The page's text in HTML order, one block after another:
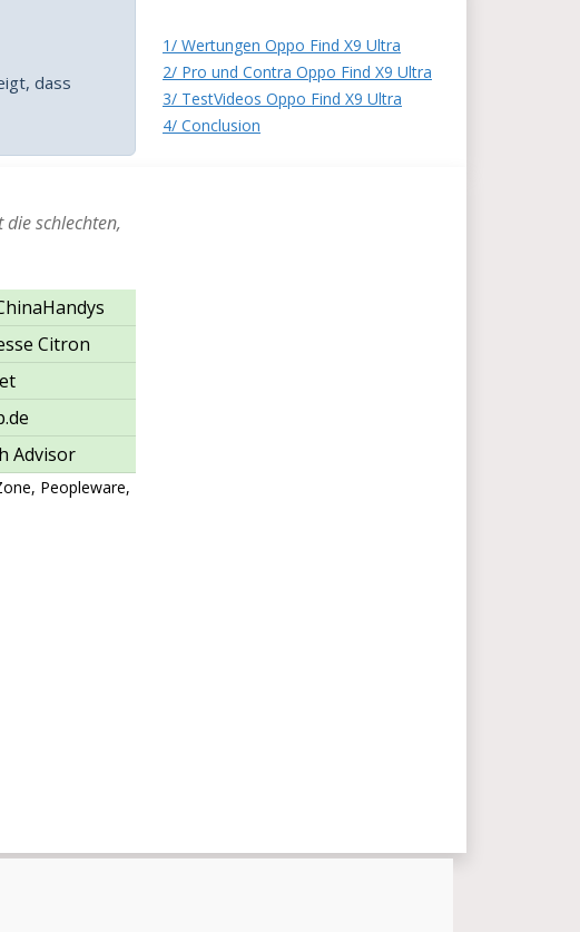
dass
1/ Wertungen Oppo Find X9 Ultra
2/ Pro und Contra Oppo Find X9 Ultra
3/ TestVideos Oppo Find X9 Ultra
4/ Conclusion
schlechten,
Citron
Advisor
Peopleware,